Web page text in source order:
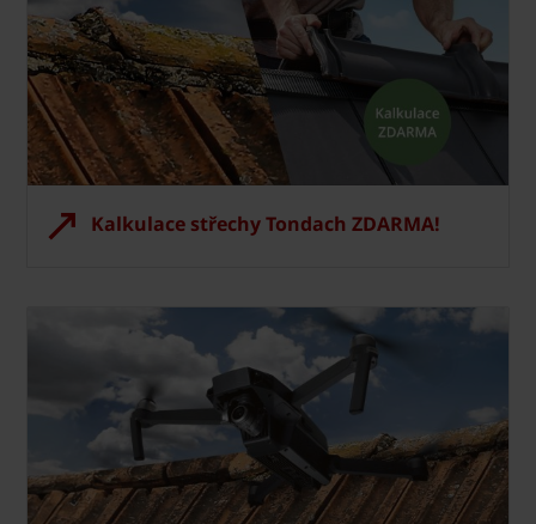
Kalkulace střechy Tondach ZDARMA!